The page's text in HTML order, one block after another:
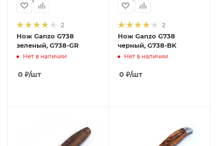
2
Нож Ganzo G738
зеленый, G738-GR
Нет в наличии
0 ₽/шт
2
Нож Ganzo G738
черный, G738-BK
Нет в наличии
0 ₽/шт